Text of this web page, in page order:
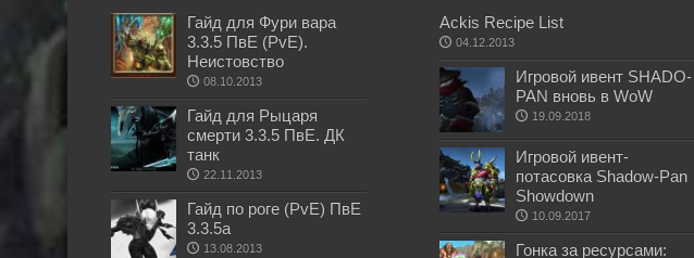
Гайд для Фури вара
3.3.5 ПвЕ (PvE).
Неистовство
08.10.2013
Гайд для Рыцаря
смерти 3.3.5 ПвЕ. ДК
танк
22.11.2013
Гайд по роге (PvE) ПвЕ
3.3.5а
13.08.2013
Ackis Recipe List
04.12.2013
Игровой ивент SHADO-
PAN вновь в WoW
19.09.2018
Игровой ивент-
потасовка Shadow-Pan
Showdown
10.09.2017
Гонка за ресурсами: